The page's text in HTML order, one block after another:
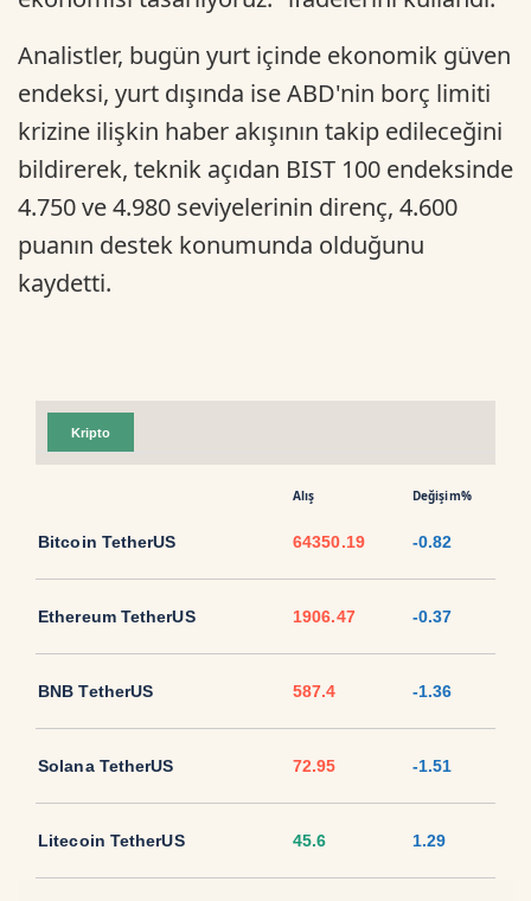
Analistler, bugün yurt içinde ekonomik güven
endeksi, yurt dışında ise ABD'nin borç limiti
krizine ilişkin haber akışının takip edileceğini
bildirerek, teknik açıdan BIST 100 endeksinde
4.750 ve 4.980 seviyelerinin direnç, 4.600
puanın destek konumunda olduğunu
kaydetti.
Kripto
Alış Değişim%
Bitcoin TetherUS 64350.19 -0.82
Ethereum TetherUS 1906.47 -0.37
BNB TetherUS 587.4 -1.36
Solana TetherUS 72.95 -1.51
Litecoin TetherUS 45.6 1.29